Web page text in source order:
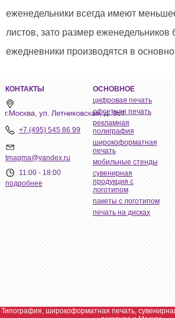
еженедельники всегда имеют
листов, зато размер еженедельников
ежедневники производятся в
КОНТАКТЫ
+7 (495) 545 86 99
tmagma@yandex.ru
11:00 - 18:00
подробнее
ОСНОВНОЕ
цифровая печать
офсетная печать
рекламная
полиграфия
широкоформатная
печать
мобильные стенды
сувенирная
продукция с
логотипом
пакеты с логотипом
печать на дисках
Типография, широкоформатная печать,